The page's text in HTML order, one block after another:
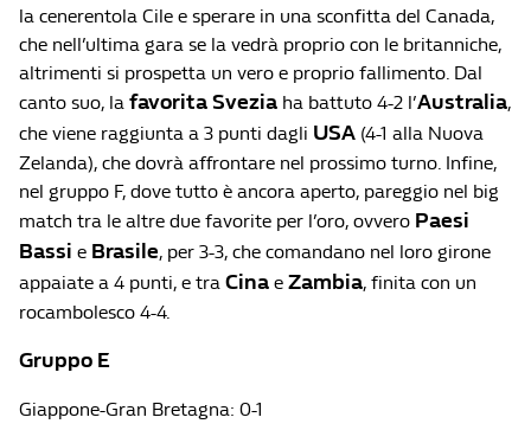
la cenerentola Cile e sperare in una sconfitta del Canada,
che nell’ultima gara se la vedrà proprio con le britanniche,
altrimenti si prospetta un vero e proprio fallimento. Dal
canto suo, la favorita Svezia ha battuto 4-2 l’Australia,
che viene raggiunta a 3 punti dagli USA (4-1 alla Nuova
Zelanda), che dovrà affrontare nel prossimo turno. Infine,
nel gruppo F, dove tutto è ancora aperto, pareggio nel big
match tra le altre due favorite per l’oro, ovvero Paesi
Bassi e Brasile, per 3-3, che comandano nel loro girone
appaiate a 4 punti, e tra Cina e Zambia, finita con un
rocambolesco 4-4.
Gruppo E
Giappone-Gran Bretagna: 0-1